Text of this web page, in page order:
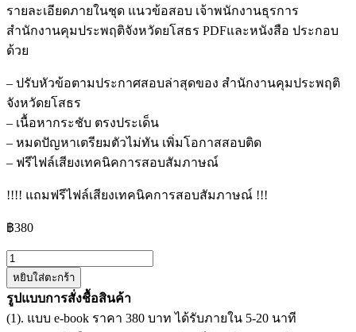
รายละเอียดภายในชุด แนวข้อสอบ เจ้าพนักงานธุรการ
สำนักงานคุมประพฤติจังหวัดยโสธร PDFและหนังสือ ประกอบ
ด้วย
– ปรับหัวข้อตามประกาศสอบล่าสุดของ สำนักงานคุมประพฤติ
จังหวัดยโสธร
– เนื้อหากระชับ ตรงประเด็น
– หมดปัญหาเตรียมตัวไม่ทัน เพิ่มโอกาสสอบติด
– ฟรีไฟล์เสียงเทคนิคการสอบสัมภาษณ์
!!!! แถมฟรีไฟล์เสียงเทคนิคการสอบสัมภาษณ์ !!!
฿380
จำนวน
แนว
ข้อสอบ
เจ้า
หยิบใส่ตะกร้า
รูปแบบการสั่งชื้อสินค้า
(1). แบบ e-book ราคา 380 บาท ได้รับภายใน 5-20 นาที